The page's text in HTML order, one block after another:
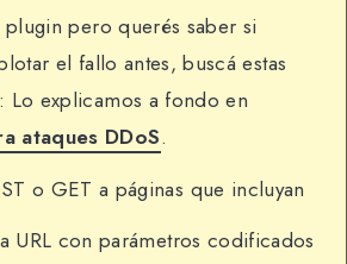
plugin pero querés saber si
el fallo antes, buscá estas
Lo explicamos a fondo en
ataques DDoS.
o GET a páginas que incluyan
URL con parámetros codificados